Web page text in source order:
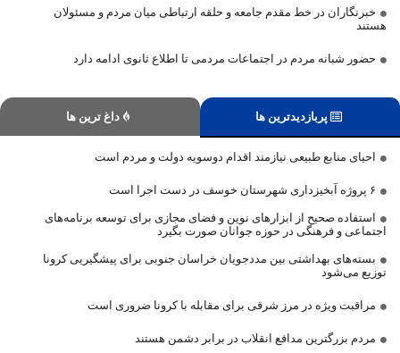
خبرنگاران در خط مقدم جامعه و حلقه ارتباطی میان مردم و مسئولان
هستند
حضور شبانه مردم در اجتماعات مردمی تا اطلاع ثانوی ادامه دارد
پربازدیدترین ها داغ ترین ها
احیای منابع طبیعی نیازمند اقدام دوسویه دولت و مردم است
۶ پروژه آبخیزداری شهرستان خوسف در دست اجرا است
استفاده صحیح از ابزارهای نوین و فضای مجازی برای توسعه برنامه‌های
اجتماعی و فرهنگی در حوزه جوانان صورت بگیرد
بسته‌های بهداشتی بین مددجویان خراسان جنوبی برای پیشگیریی کرونا
توزیع می‌شود
مراقبت ویژه در مرز شرقی برای مقابله با کرونا ضروری است
مردم بزرگترین مدافع انقلاب در برابر دشمن هستند